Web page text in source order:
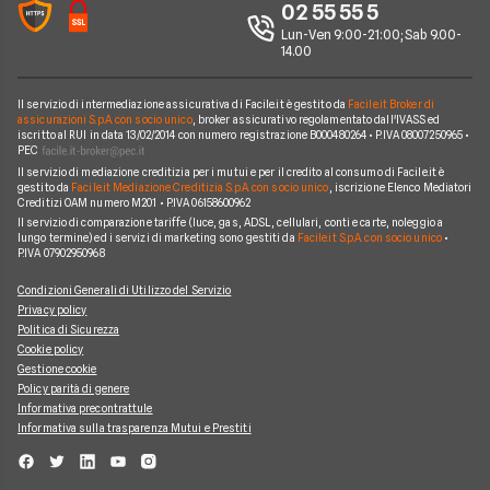
Servizio Clienti
Reclami
Mappa del sito
Facile.it Corporate
Facile.it Club
Lavora in Facile.it We're hiring!
Jeep
Cupra
Scoprile tutte
FORD Tourneo Courier
BMW Serie 3 SW
AUDI A3 Sportback
MINI Cooper
Scoprile tutte le offerte
Ayvens
UnipolRental
Tutte le compagnie
02 55 55 5
Lun-Ven 9:00-21:00; Sab 9.00-
14.00
Il servizio di intermediazione assicurativa di Facile.it è gestito da Facile.it Broker di
assicurazioni S.p.A. con socio unico, broker assicurativo regolamentato dall'IVASS ed
iscritto al RUI in data 13/02/2014 con numero registrazione B000480264 • P.IVA 08007250965 •
PEC
Il servizio di mediazione creditizia per i mutui e per il credito al consumo di Facile.it è
gestito da Facile.it Mediazione Creditizia S.p.A. con socio unico , iscrizione Elenco Mediatori
Creditizi OAM numero M201 • P.IVA 06158600962
Il servizio di comparazione tariffe (luce, gas, ADSL, cellulari, conti e carte, noleggio a
lungo termine) ed i servizi di marketing sono gestiti da Facile.it S.p.A. con socio unico•
P.IVA 07902950968
Condizioni Generali di Utilizzo del Servizio
Privacy policy
Politica di Sicurezza
Cookie policy
Gestione cookie
Policy parità di genere
Informativa precontrattule
Informativa sulla trasparenza Mutui e Prestiti